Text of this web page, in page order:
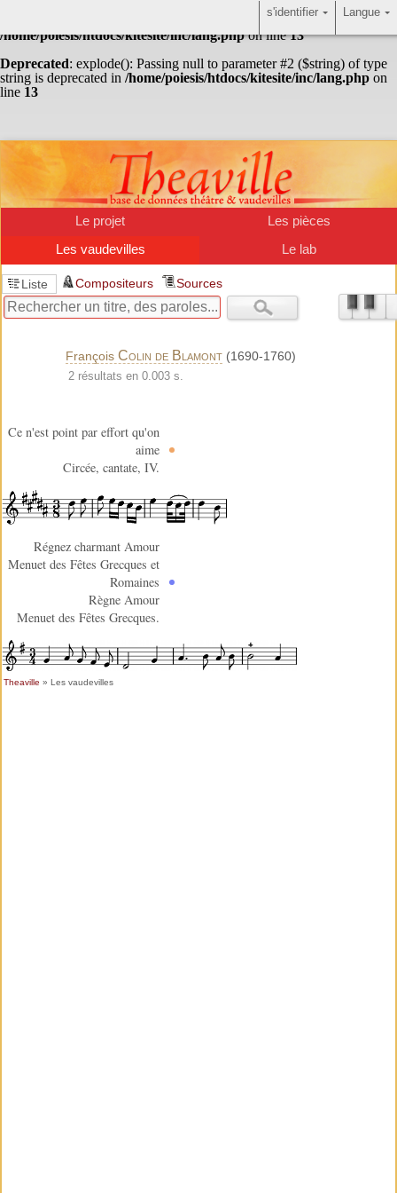
: Undefined array key "HTTP_ACCEPT_LANGUAGE" in
/home/poiesis/htdocs/kitesite/inc/lang.phpon line13
Deprecated: explode(): Passing null to parameter #2 ($string) of type
string is deprecated in /home/poiesis/htdocs/kitesite/inc/lang.php on
line 13
Le projet
Les pièces
Les vaudevilles
Le lab
Liste Compositeurs Sources
François Colin de Blamont (1690-1760)
2 résultats en 0.003 s.
Ce n'est point par effort qu'on
aime
Circée, cantate, IV.
Régnez charmant Amour
Menuet des Fêtes Grecques et
Romaines
Règne Amour
Menuet des Fêtes Grecques.
Theaville » Les vaudevilles
Langue
s'identifier